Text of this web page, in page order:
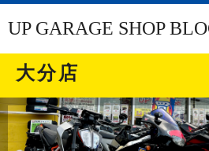
UP GARAGE SHOP
大分店